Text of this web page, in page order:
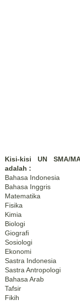
Kisi-kisi UN SMA/
adalah :
Bahasa Indonesia
Bahasa Inggris
Matematika
Fisika
Kimia
Biologi
Giografi
Sosiologi
Ekonomi
Sastra Indonesia
Sastra Antropologi
Bahasa Arab
Tafsir
Fikih